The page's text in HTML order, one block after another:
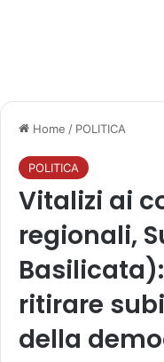
Home / POLITICA
POLITICA
Vitalizi ai
regionali,
ritirare
della